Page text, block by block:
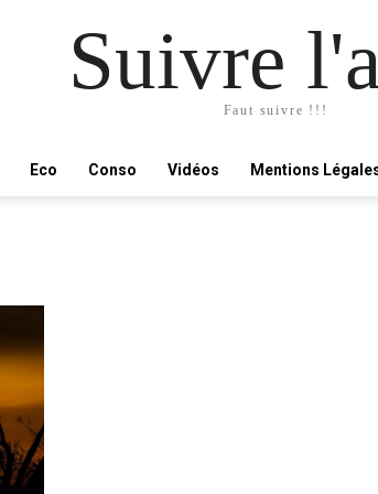
Suivre
Faut suivre !!!
Eco Conso Vidéos Mentions